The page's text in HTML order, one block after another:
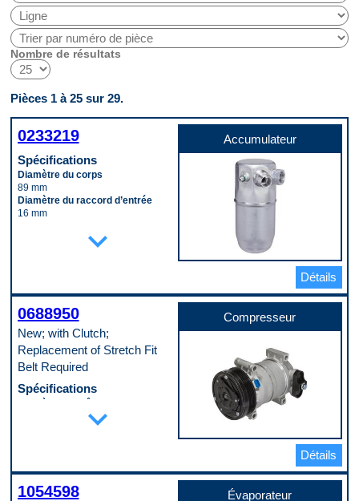
Nombre de résultats
Pièces 1 à 25 sur 29.
0233219
Spécifications
Diamètre du corps
89 mm
Diamètre du raccord d’entrée
16 mm
expand_more
Accumulateur
Détails
0688950
New; with Clutch;
Replacement of Stretch Fit
Belt Required
Spécifications
Diamètre de lèvre de poulie
d’aspiration
expand_more
Compresseur
Détails
1054598 Évaporateur